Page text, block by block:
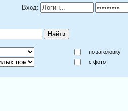
Вход:
по заголовку
c фото